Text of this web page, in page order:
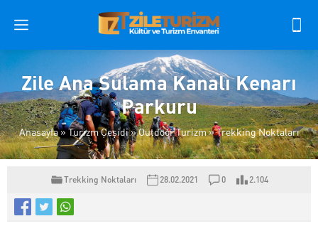
Zile Ana Sulama Kanalı Kenarı
Parkuru
Anasayfa»Turizm Çeşidi»Outdoor Turizm»Trekking Noktaları
Trekking Noktaları 28.02.2021 0 2.104